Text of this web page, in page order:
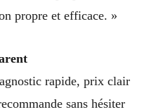
propre et efficace. »
rapide, prix clair
sans hésiter